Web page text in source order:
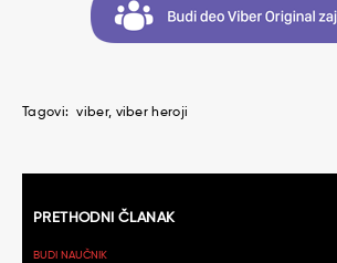
Tagovi: viber viber heroji
članaka
PRETHODNI ČLANAK
BUDI NAUČNIK